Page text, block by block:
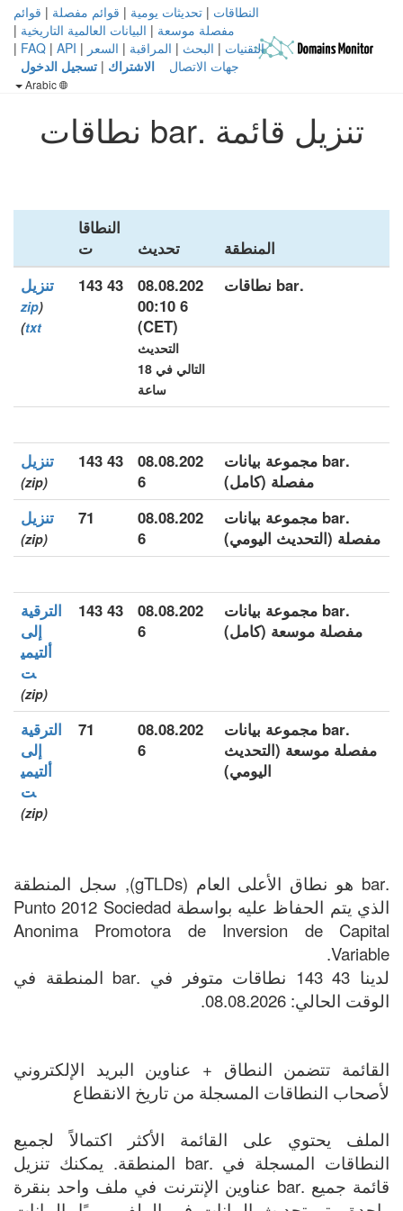
النطاقات | تحديثات يومية | قوائم مفصلة | قوائم
مفصلة موسعة | البيانات العالمية التاريخية |
التقنيات | البحث | المراقبة | السعر |
FAQ | API
|
جهات الاتصال
الاشتراك | تسجيل الدخول
تنزيل قائمة .bar نطاقات
المنطقة تحديث
النطاقا
ت
.bar نطاقات
08.08.202
6 00:10
(CET)
التحديث
التالي في 18
ساعة
43 143 تنزيل
(
zip
txt
)
.bar مجموعة بيانات
مفصلة (كامل)
08.08.202
6
43 143 تنزيل
(zip)
.bar مجموعة بيانات
مفصلة (التحديث اليومي)
08.08.202
6
71 تنزيل
(zip)
.bar مجموعة بيانات
مفصلة موسعة (كامل)
08.08.202
6
43 143
الترقية
إلى
ألتيمي
ت
(zip)
.bar مجموعة بيانات
مفصلة موسعة (التحديث
اليومي)
08.08.202
6
71
الترقية
إلى
ألتيمي
ت
(zip)
.bar هو نطاق الأعلى العام (gTLDs), سجل المنطقة
الذي يتم الحفاظ عليه بواسطة Punto 2012 Sociedad
Anonima Promotora de Inversion de Capital
Variable.
لدينا 43 143 نطاقات متوفر في .bar المنطقة في
الوقت الحالي: 08.08.2026.
القائمة تتضمن النطاق + عناوين البريد الإلكتروني
لأصحاب النطاقات المسجلة من تاريخ الانقطاع
الملف يحتوي على القائمة الأكثر اكتمالاً لجميع
النطاقات المسجلة في .bar المنطقة. يمكنك تنزيل
قائمة جميع .bar عناوين الإنترنت في ملف واحد بنقرة